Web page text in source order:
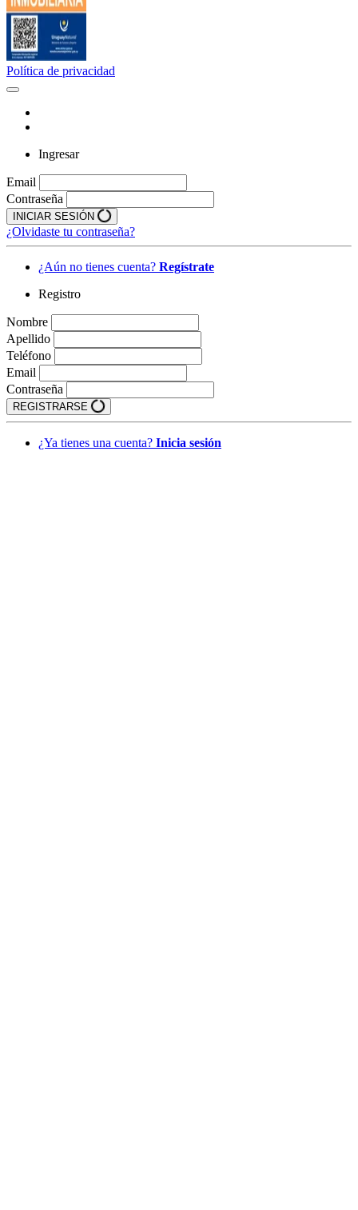
Política de privacidad
Ingresar
Email
Contraseña
INICIAR SESIÓN
¿Olvidaste tu contraseña?
¿Aún no tienes cuenta? Regístrate
Registro
Nombre
Apellido
Teléfono
Email
Contraseña
REGISTRARSE
¿Ya tienes una cuenta? Inicia sesión